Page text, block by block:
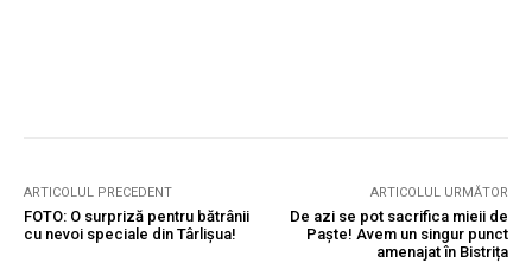
ARTICOLUL PRECEDENT
FOTO: O surpriză pentru bătrânii
cu nevoi speciale din Târlișua!
ARTICOLUL URMĂTOR
De azi se pot sacrifica mieii de
Paște! Avem un singur punct
amenajat în Bistrița